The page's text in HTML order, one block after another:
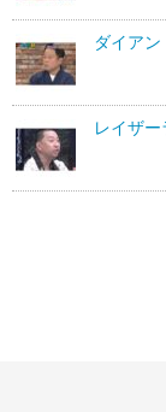
ダイア
レイザ